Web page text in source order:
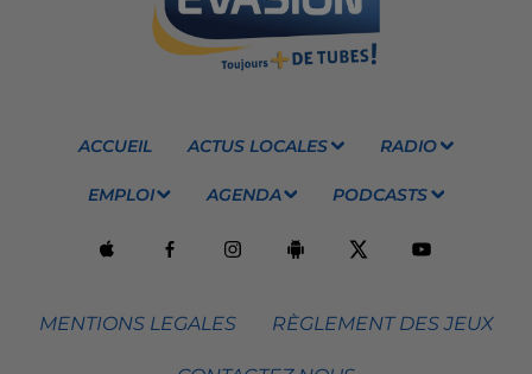
ACCUEIL ACTUS LOCALES RADIO
EMPLOI AGENDA PODCASTS
MENTIONS LEGALES RÈGLEMENT DES JEUX